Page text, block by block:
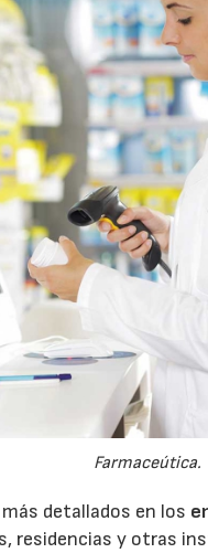
Farmaceútica.
detallados en los
residencias y otras